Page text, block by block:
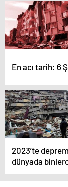
En acı tarih: 6
2023’te
dünyada
aldı! Yakın
ölümcül